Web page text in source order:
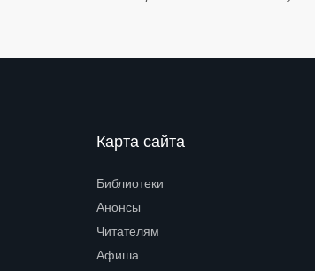
Карта сайта
Библиотеки
Анонсы
Читателям
Афиша